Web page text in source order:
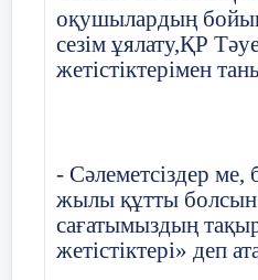
1 жүргізуші .
Сахнаға мың бұралған биші
Әсем қимыл, нәзік үнге құмар.
Би тілімен сырын айтып,
Сынып
тазалығы жақсы
секторына
Сынып жетекші:
оқушылардың
сезім ұялату,ҚР
жетістіктерімен
- Сәлеметсіздер ме,
жылы құтты
сағатымыздың
жетістіктері» деп